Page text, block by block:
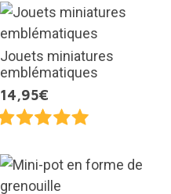
Jouets miniatures
emblématiques
14,95€